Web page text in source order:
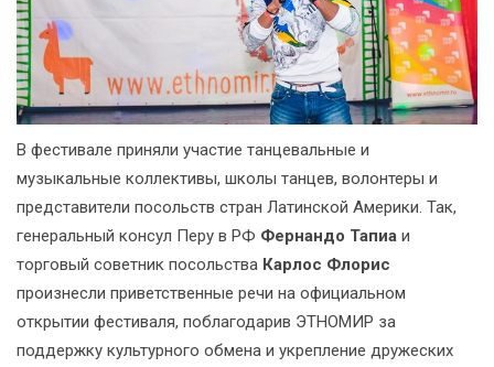
В фестивале приняли участие танцевальные и
музыкальные коллективы, школы танцев, волонтеры и
представители посольств стран Латинской Америки. Так,
генеральный консул Перу в РФ Фернандо Тапиа и
торговый советник посольства Карлос Флорис
произнесли приветственные речи на официальном
открытии фестиваля, поблагодарив ЭТНОМИР за
поддержку культурного обмена и укрепление дружеских